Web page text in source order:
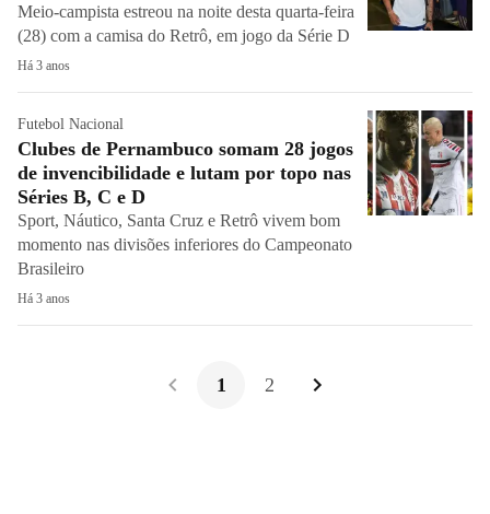
Meio-campista estreou na noite desta quarta-feira
(28) com a camisa do Retrô, em jogo da Série D
Há 3 anos
Futebol Nacional
Clubes de Pernambuco somam 28 jogos
de invencibilidade e lutam por topo nas
Séries B, C e D
Sport, Náutico, Santa Cruz e Retrô vivem bom
momento nas divisões inferiores do Campeonato
Brasileiro
Há 3 anos
1 2